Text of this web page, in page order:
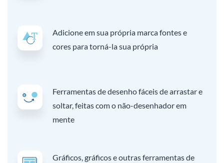
Adicione em sua própria marca fontes e
cores para torná-la sua própria
Ferramentas de desenho fáceis de arrastar e
soltar, feitas com o não-desenhador em
mente
Gráficos, gráficos e outras ferramentas de